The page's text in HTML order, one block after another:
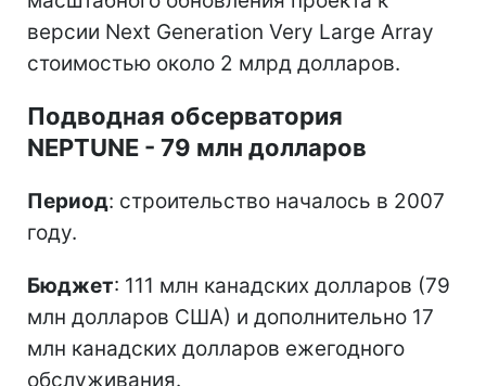
версии Next Generation Very Large Array
стоимостью около 2 млрд долларов.
Подводная обсерватория
NEPTUNE - 79 млн долларов
Период: строительство началось в 2007
году.
Бюджет: 111 млн канадских долларов (79
млн долларов США) и дополнительно 17
млн канадских долларов ежегодного
обслуживания.